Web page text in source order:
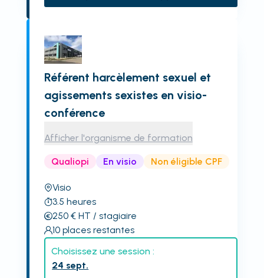
Référent harcèlement sexuel et
agissements sexistes en visio-
conférence
Afficher l'organisme de formation
Qualiopi En visio Non éligible CPF
Visio
3.5 heures
250€ HT / stagiaire
10 places restantes
Choisissez une session :
24 sept.